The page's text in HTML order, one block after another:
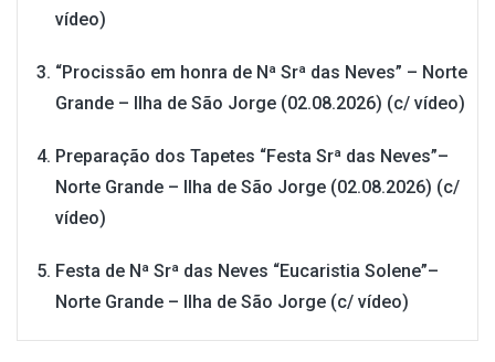
vídeo)
“Procissão em honra de Nª Srª das Neves” – Norte
Grande – Ilha de São Jorge (02.08.2026) (c/ vídeo)
Preparação dos Tapetes “Festa Srª das Neves”–
Norte Grande – Ilha de São Jorge (02.08.2026) (c/
vídeo)
Festa de Nª Srª das Neves “Eucaristia Solene”–
Norte Grande – Ilha de São Jorge (c/ vídeo)